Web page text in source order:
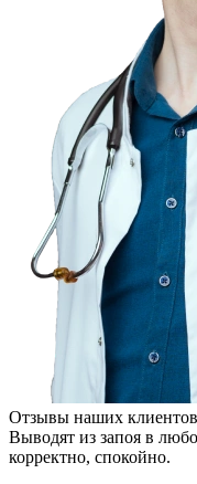
Отзывы наших клиентов
Выводят из запоя в
корректно, спокойно.